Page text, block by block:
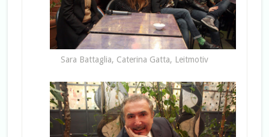
Sara Battaglia, Caterina Gatta, Leitmotiv